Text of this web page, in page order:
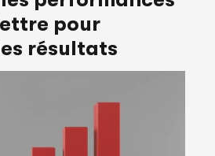
pour
résultats